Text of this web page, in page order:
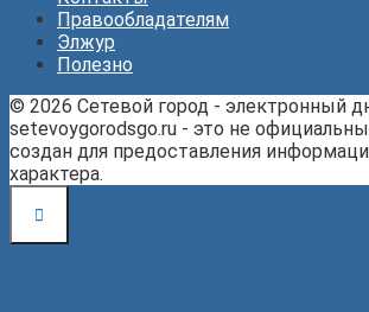
Правообладателям
Элжур
Полезно
© 2026 Сетевой город - электронный
setevoygorodsgo.ru - это не
создан для предоставления
характера.